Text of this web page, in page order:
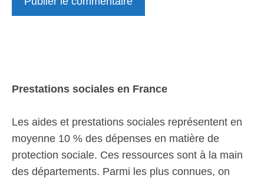
Prestations sociales en France
Les aides et prestations sociales représentent en
moyenne 10 % des dépenses en matière de
protection sociale. Ces ressources sont à la main
des départements. Parmi les plus connues, on